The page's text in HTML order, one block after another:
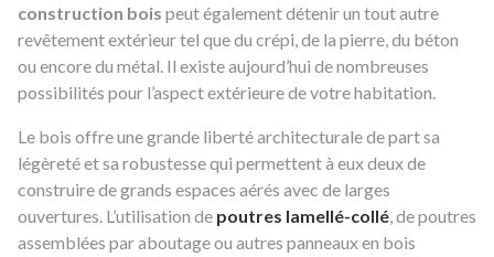
construction bois peut également détenir un tout autre
revêtement extérieur tel que du crépi, de la pierre, du béton
ou encore du métal. Il existe aujourd’hui de nombreuses
possibilités pour l’aspect extérieure de votre habitation.
Le bois offre une grande liberté architecturale de part sa
légèreté et sa robustesse qui permettent à eux deux de
construire de grands espaces aérés avec de larges
ouvertures. L’utilisation de poutres lamellé-collé, de poutres
assemblées par aboutage ou autres panneaux en bois